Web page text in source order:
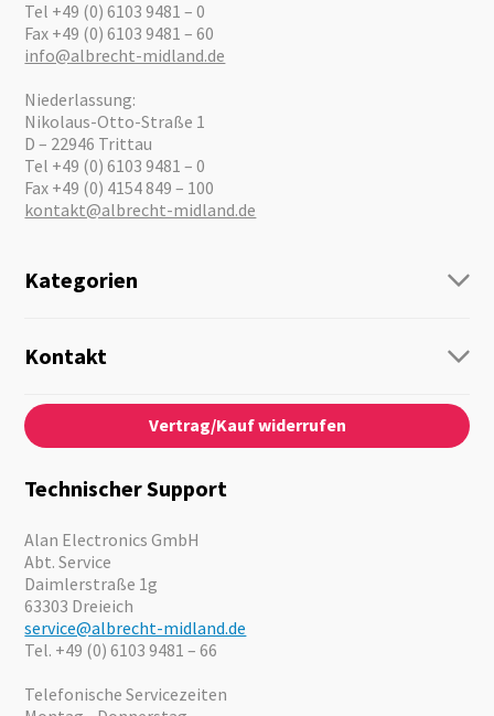
Tel +49 (0) 6103 9481 – 0
Fax +49 (0) 6103 9481 – 60
info@albrecht-midland.de
Niederlassung:
Nikolaus-Otto-Straße 1
D – 22946 Trittau
Tel +49 (0) 6103 9481 – 0
Fax +49 (0) 4154 849 – 100
kontakt@albrecht-midland.de
Kategorien
Personenführung
Audio
Notfallvorsorge
Motorrad
Angebote
Kontakt
Kontaktformular
Über Uns
News
Karriere
Kataloge
Vertrag/Kauf widerrufen
Technischer Support
Alan Electronics GmbH
Abt. Service
Daimlerstraße 1g
63303 Dreieich
service@albrecht-midland.de
Tel. +49 (0) 6103 9481 – 66
Telefonische Servicezeiten